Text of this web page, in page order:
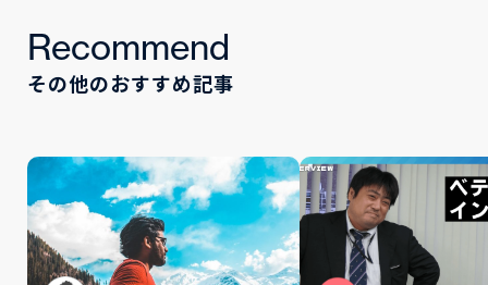
Recommend
その他のおすすめ記事